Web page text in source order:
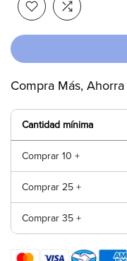
Compra Más, Ahorra
Cantidad mínima
Comprar 10 +
Comprar 25 +
Comprar 35 +